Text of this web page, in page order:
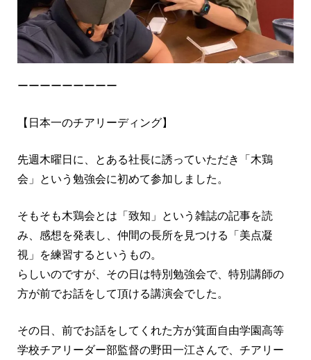
ーーーーーーーーー
【日本一のチアリーディング】
先週木曜日に、とある社長に誘っていただき「木鶏
会」という勉強会に初めて参加しました。
そもそも木鶏会とは「致知」という雑誌の記事を読
み、感想を発表し、仲間の長所を見つける「美点凝
視」を練習するというもの。
らしいのですが、その日は特別勉強会で、特別講師の
方が前でお話をして頂ける講演会でした。
その日、前でお話をしてくれた方が箕面自由学園高等
学校チアリーダー部監督の野田一江さんで、チアリー